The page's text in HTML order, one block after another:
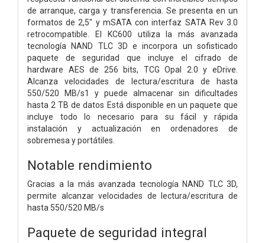
de arranque, carga y transferencia. Se presenta en un
formatos de 2,5" y mSATA con interfaz SATA Rev 3.0
retrocompatible. El KC600 utiliza la más avanzada
tecnología NAND TLC 3D e incorpora un sofisticado
paquete de seguridad que incluye el cifrado de
hardware AES de 256 bits, TCG Opal 2.0 y eDrive.
Alcanza velocidades de lectura/escritura de hasta
550/520 MB/s1 y puede almacenar sin dificultades
hasta 2 TB de datos Está disponible en un paquete que
incluye todo lo necesario para su fácil y rápida
instalación y actualización en ordenadores de
sobremesa y portátiles.
Notable rendimiento
Gracias a la más avanzada tecnología NAND TLC 3D,
permite alcanzar velocidades de lectura/escritura de
hasta 550/520 MB/s
Paquete de seguridad integral